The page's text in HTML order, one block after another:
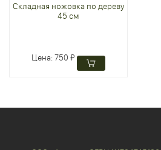
Складная ножовка по дереву
45 см
Цена:750 ₽